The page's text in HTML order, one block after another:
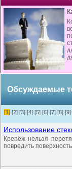
Обсуждаемые
[1] [2] [3] [4] [5] [6] [7] [8] [9]
Использование
Крепёж нельзя
повредить